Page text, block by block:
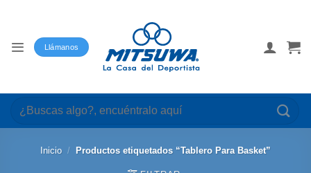
Llámanos
Buscar
por:
Inicio / Productos etiquetados “Tablero Para Basket”